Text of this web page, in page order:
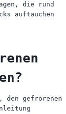
die rund
auftauchen
gefrorenen